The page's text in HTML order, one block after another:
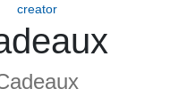
creator